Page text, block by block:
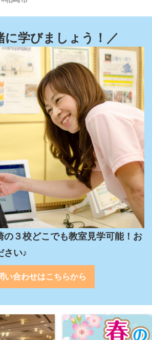
に学びましょう！／
の３校どこでも教室見学可能！お
さい♪
い合わせはこちらから